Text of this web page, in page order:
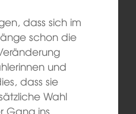
dass sich im
schon die
und
dass sie
Wahl
Gang ins